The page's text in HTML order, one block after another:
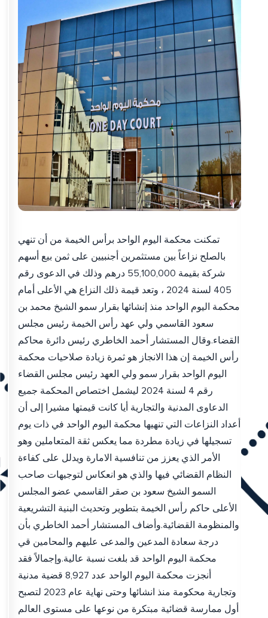
تمكنت محكمة اليوم الواحد برأس الخيمة من أن تنهي
بالصلح نزاعاً بين مستثمرين أجنبيين على ثمن بيع أسهم
شركة بقيمة 55,100,000 درهم وذلك في الدعوى رقم
405 لسنة 2024 ، وتعد قيمة ذلك النزاع هي الأعلى أمام
محكمة اليوم الواحد منذ إنشائها بقرار سمو الشيخ محمد بن
سعود القاسمي ولي عهد رأس الخيمة رئيس مجلس
القضاء.وقال المستشار أحمد الخاطري رئيس دائرة محاكم
رأس الخيمة إن هذا الانجاز هو ثمرة زيادة صلاحيات محكمة
اليوم الواحد بقرار سمو ولي العهد رئيس مجلس القضاء
رقم 4 لسنة 2024 ليشمل اختصاص المحكمة جميع
الدعاوى المدنية والتجارية أيا كانت قيمتها مشيرا إلى أن
أعداد النزاعات التي تنهيها محكمة اليوم الواحد في ذات يوم
تسجيلها في زيادة مطردة مما يعكس ثقة المتعاملين وهو
الأمر الذي يعزز من تنافسية الامارة ويدلل على كفاءة
النظام القضائي فيها والذي هو انعكاس لتوجيهات صاحب
السمو الشيخ سعود بن صقر القاسمي عضو المجلس
الأعلى حاكم رأس الخيمة بتطوير وتحديث البنية التشريعية
والمنظومة القضائية.وأضاف المستشار أحمد الخاطري بأن
درجة سعادة المدعين والمدعى عليهم والمحامين قي
محكمة اليوم الواحد قد بلغت نسبة عالية.وإجمالاً فقد
أنجزت محكمة اليوم الواحد عدد 8,927 قضية مدنية
وتجارية محكومة منذ انشائها وحتى نهاية عام 2023 لتصبح
أول ممارسة قضائية مبتكرة من نوعها على مستوى العالم